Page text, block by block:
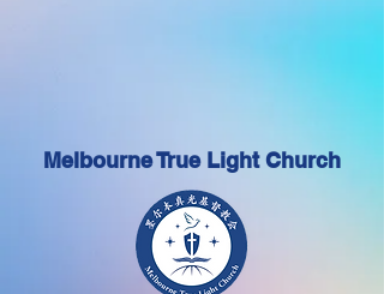
Melbourne True Light Church